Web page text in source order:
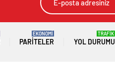
PARITELER
EKONOMİ
YOL DURUMU
TRAFİK